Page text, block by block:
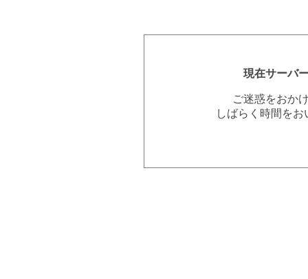
現在サーバ
ご迷惑をおか
しばらく時間を